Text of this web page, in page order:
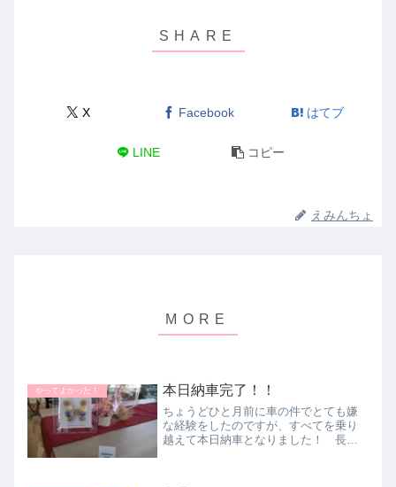
X Facebook はてブ
LINE コピー
えみんちょ
やってよかった！ 本日納車完了！！
ちょうどひと月前に車の件でとても嫌
な経験をしたのですが、すべてを乗り
越えて本日納車となりました！ 長い